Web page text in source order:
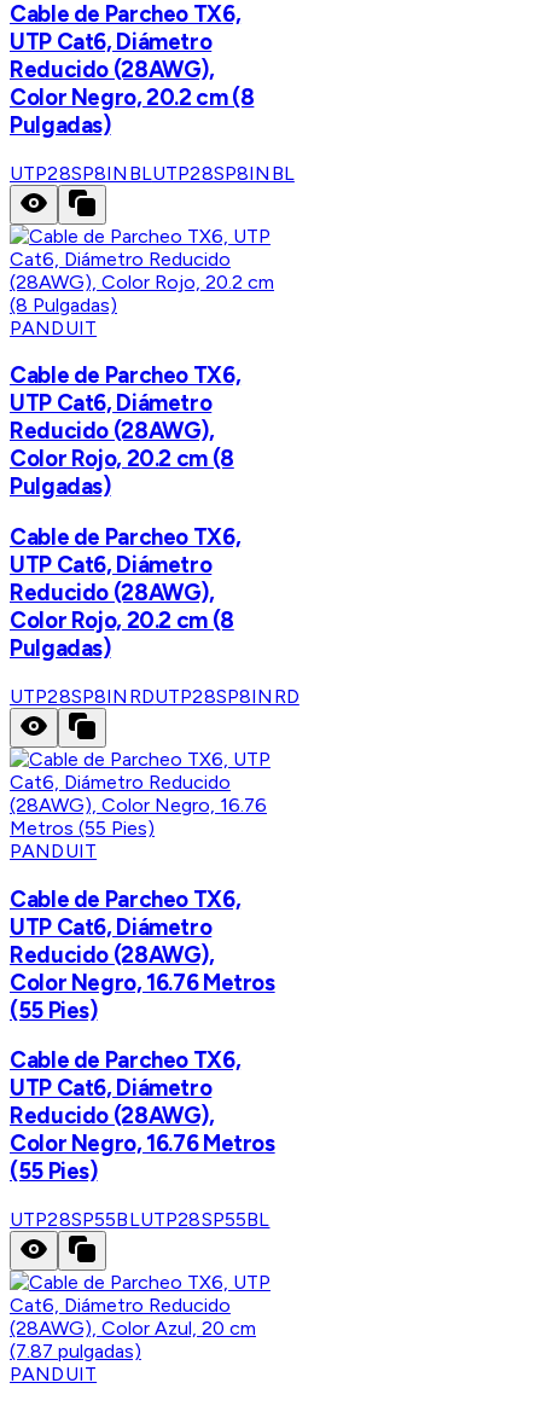
Cable de Parcheo TX6,
UTP Cat6, Diámetro
Reducido (28AWG),
Color Negro, 20.2 cm (8
Pulgadas)
UTP28SP8INBLUTP28SP8INBL
PANDUIT
Cable de Parcheo TX6,
UTP Cat6, Diámetro
Reducido (28AWG),
Color Rojo, 20.2 cm (8
Pulgadas)
Cable de Parcheo TX6,
UTP Cat6, Diámetro
Reducido (28AWG),
Color Rojo, 20.2 cm (8
Pulgadas)
UTP28SP8INRDUTP28SP8INRD
PANDUIT
Cable de Parcheo TX6,
UTP Cat6, Diámetro
Reducido (28AWG),
Color Negro, 16.76 Metros
(55 Pies)
Cable de Parcheo TX6,
UTP Cat6, Diámetro
Reducido (28AWG),
Color Negro, 16.76 Metros
(55 Pies)
UTP28SP55BLUTP28SP55BL
PANDUIT